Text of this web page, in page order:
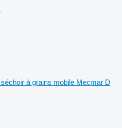
séchoir à grains mobile Mecmar D